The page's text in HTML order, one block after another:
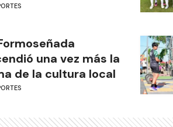
una vez más la
de la cultura local